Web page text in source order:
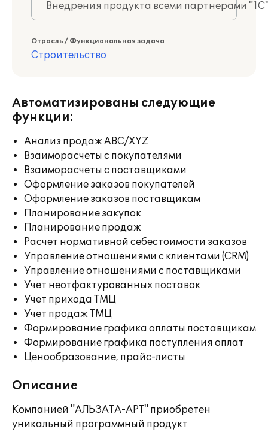
Внедрения продукта всеми партнерами
Отрасль / Функциональная задача
Строительство
Автоматизированы следующие
функции:
Анализ продаж ABC/XYZ
Взаиморасчеты с покупателями
Взаиморасчеты с поставщиками
Оформление заказов покупателей
Оформление заказов поставщикам
Планирование закупок
Планирование продаж
Расчет нормативной себестоимости заказов
Управление отношениями с клиентами (CRM)
Управление отношениями с поставщиками
Учет неотфактурованных поставок
Учет прихода ТМЦ
Учет продаж ТМЦ
Формирование графика оплаты поставщикам
Формирование графика поступления оплат
Ценообразование, прайс-листы
Описание
Компанией "АЛЬЗАТА-АРТ" приобретен
уникальный программный продукт